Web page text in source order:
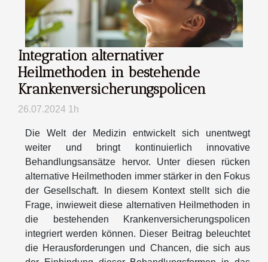
Integration alternativer
Heilmethoden in bestehende
Krankenversicherungspolicen
26.07.2024 1h
Die Welt der Medizin entwickelt sich unentwegt
weiter und bringt kontinuierlich innovative
Behandlungsansätze hervor. Unter diesen rücken
alternative Heilmethoden immer stärker in den Fokus
der Gesellschaft. In diesem Kontext stellt sich die
Frage, inwieweit diese alternativen Heilmethoden in
die bestehenden Krankenversicherungspolicen
integriert werden können. Dieser Beitrag beleuchtet
die Herausforderungen und Chancen, die sich aus